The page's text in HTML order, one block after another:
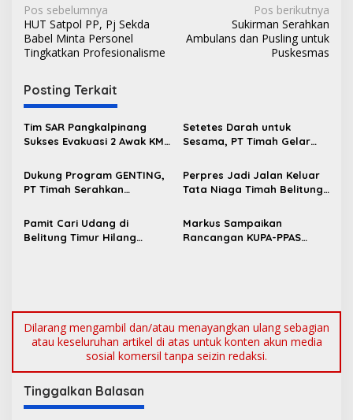
N
a
v
i
g
a
s
i
p
s
Pos sebelumnya
HUT Satpol PP, Pj Sekda
Babel Minta Personel
Tingkatkan Profesionalisme
Pos berikutnya
Sukirman Serahkan
Ambulans dan Pusling untuk
Puskesmas
Posting Terkait
Tim SAR Pangkalpinang
Sukses Evakuasi 2 Awak KM
Pantai Pukan
Setetes Darah untuk
Sesama, PT Timah Gelar
Jakarta
Dukung Program GENTING,
PT Timah Serahkan
untuk Cegah Stunting
Perpres Jadi Jalan Keluar
Tata Niaga Timah Belitung,
Masyarakat Bersabar
Pamit Cari Udang di
Belitung Timur Hilang
Markus Sampaikan
Rancangan KUPA-PPAS
Dilarang mengambil dan/atau menayangkan ulang sebagian
atau keseluruhan artikel di atas untuk konten akun media
sosial komersil tanpa seizin redaksi.
Tinggalkan Balasan